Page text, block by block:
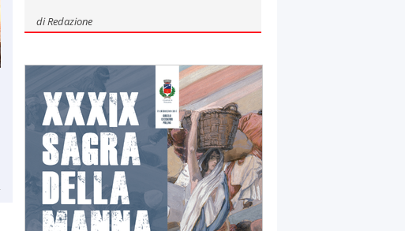
diRedazione